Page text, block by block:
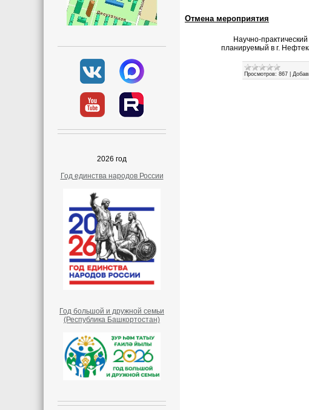
2026 год
Год единства народов России
Год большой и дружной семьи
(Республика Башкортостан)
Отмена мероприятия
Научно-
планируемый в г.
Просмотров: 867